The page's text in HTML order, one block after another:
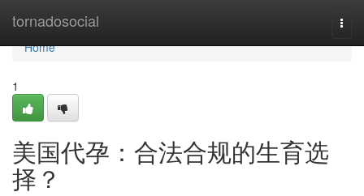
tornadosocial
Home
Home
1
美国代孕：合法合规的生育选
择？